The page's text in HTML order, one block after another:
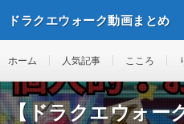
ドラクエウォーク動画まとめ
ホーム 人気記事 こころ
【ドラクエウォー